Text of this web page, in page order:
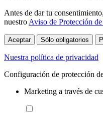
Antes de dar tu
nuestro Aviso de Protección
Aceptar Sólo obligatorios
Nuestra política de privacidad
Configuración de protección
Marketing a través de